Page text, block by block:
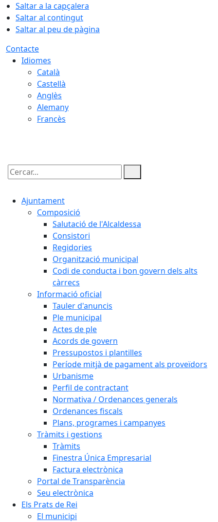
Saltar a la capçalera
Saltar al contingut
Saltar al peu de pàgina
Contacte
Idiomes
Català
Castellà
Anglès
Alemany
Francès
Cercar:
Ajuntament
Composició
Salutació de l'Alcaldessa
Consistori
Regidories
Organització municipal
Codi de conducta i bon govern dels alts
càrrecs
Informació oficial
Tauler d'anuncis
Ple municipal
Actes de ple
Acords de govern
Pressupostos i plantilles
Període mitjà de pagament als proveïdors
Urbanisme
Perfil de contractant
Normativa / Ordenances generals
Ordenances fiscals
Plans, programes i campanyes
Tràmits i gestions
Tràmits
Finestra Única Empresarial
Factura electrònica
Portal de Transparència
Seu electrònica
Els Prats de Rei
El municipi